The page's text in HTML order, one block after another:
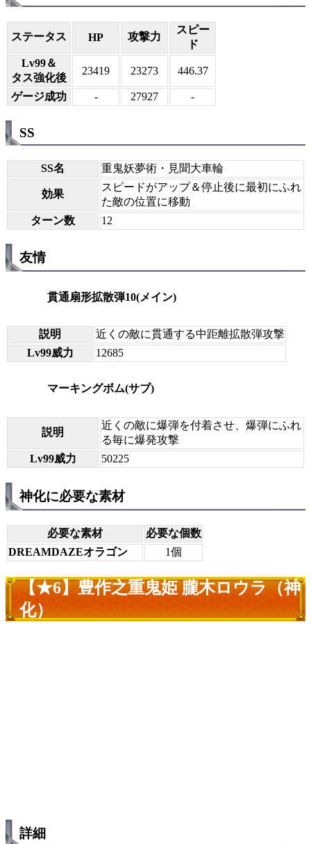
ステータス HP 攻撃力
スピー
ド
Lv99＆
タス強化後
23419 23273 446.37
ゲージ成功 - 27927 -
SS
SS名 重鬼妖夢術・見聞大車輪
効果
スピードがアップ＆停止後に最初にふれ
た敵の位置に移動
ターン数
12
友情
貫通扇形拡散弾10(メイン)
説明
近くの敵に貫通する中距離拡散弾攻撃
Lv99威力
12685
マーキングボム(サブ)
説明
近くの敵に爆弾を付着させ、爆弾にふれ
る毎に爆発攻撃
Lv99威力
50225
神化に必要な素材
必要な素材
必要な個数
DREAMDAZEオラゴン
1個
【★6】豊作之重鬼姫 朧木ロウラ（神
化）
詳細